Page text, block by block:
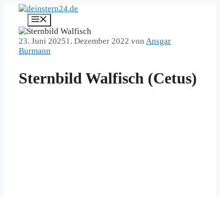
springen
23. Juni 20251. Dezember 2022 von Ansgar
Burmann
Sternbild Walfisch (Cetus)